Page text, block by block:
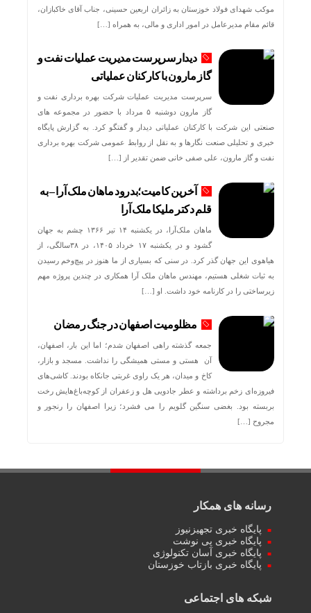
موکب شهدای فولاد خوزستان به زائران اربعین حسینی، جناب آقای خاکبازان،
قائم مقام مدیرعامل در امور اداری و مالی، به همراه […]
دیدار سرپرست مدیریت عملیات نفت و
گاز مارون با کارکنان عملیاتی
سرپرست مدیریت عملیات شرکت بهره برداری نفت و
گاز مارون دوشنبه ۵ مرداد با حضور در مجموعه های
صنعتی این شرکت با کارکنان عملیاتی دیدار و گفتگو کرد. به گزارش پایگاه
خبری و تحلیلی صنعت نگارها و به نقل از روابط عمومی شرکت بهره برداری
نفت و گاز مارون، علی صفی خانی ضمن تقدیر از […]
آخرین کامیت؛بدرود ماهان ملک آرا – به
قلم دکتر ملیکا ملک آرا
ماهان ملک‌آرا، در یکشنبه ۱۴ تیر ۱۳۶۶ چشم به جهان
گشود و در یکشنبه ۱۷ خرداد ۱۴۰۵، در ۳۸سالگی، از
هیاهوی این جهان گذر کرد. در سنی که بسیاری از ما هنوز در پیچ‌وخم رسیدن
به ثبات شغلی هستیم، مهندس ماهان ملک آرا همکاری در چندین پروژه مهم
زیرساختی را در کارنامه خود داشت. او […]
مظلومیت اصفهان در جنگ رمضان
جمعه گذشته راهی اصفهان شدم؛ اما این بار، اصفهان،
آن هستی و مستی همیشگی را نداشت. مسجد و بازار،
کاخ و میدان، هر یک راوی غربتی جانکاه بودند. کاشی‌های
فیروزه‌ای زخم برداشته و عطر جادویی هل و زعفران از کوچه‌باغ‌هایش رخت
بربسته بود. بغضی سنگین گلویم را می فشرد؛ زیرا اصفهان را رنجور و
مجروح […]
رسانه های همکار
پایگاه خبری تجهیزنیوز
پایگاه خبری پی نوشت
پایگاه خبری آسان تکنولوژی
پایگاه خبری بازتاب خوزستان
شبکه های اجتماعی